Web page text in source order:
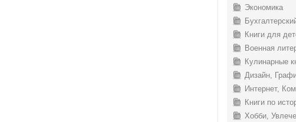
Экономика
Книги для
Военная
Кулинарные
Дизайн,
Интернет,
Книги по
Хобби,